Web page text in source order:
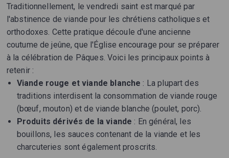
Traditionnellement, le vendredi saint est marqué par
l'abstinence de viande pour les chrétiens catholiques et
orthodoxes. Cette pratique découle d'une ancienne
coutume de jeûne, que l'Église encourage pour se préparer
à la célébration de Pâques. Voici les principaux points à
retenir :
Viande rouge et viande blanche : La plupart des
traditions interdisent la consommation de viande rouge
(bœuf, mouton) et de viande blanche (poulet, porc).
Produits dérivés de la viande : En général, les
bouillons, les sauces contenant de la viande et les
charcuteries sont également proscrits.